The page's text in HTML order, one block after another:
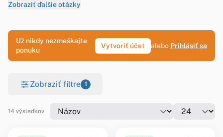
Zobraziť ďalšie otázky
Už nikdy nezmeškajte
ponuku
Vytvoriť účet alebo Prihlásiť sa
Zobraziť filtre 1
14 výsledkov